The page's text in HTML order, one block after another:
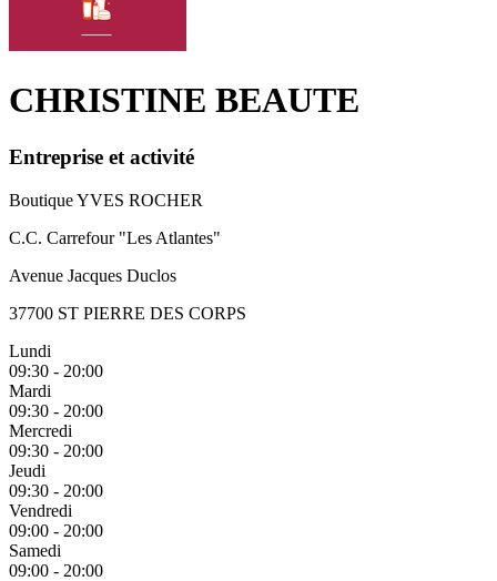
CHRISTINE BEAUTE
Entreprise et activité
Boutique YVES ROCHER
C.C. Carrefour "Les Atlantes"
Avenue Jacques Duclos
37700 ST PIERRE DES CORPS
Lundi
09:30 - 20:00
Mardi
09:30 - 20:00
Mercredi
09:30 - 20:00
Jeudi
09:30 - 20:00
Vendredi
09:00 - 20:00
Samedi
09:00 - 20:00